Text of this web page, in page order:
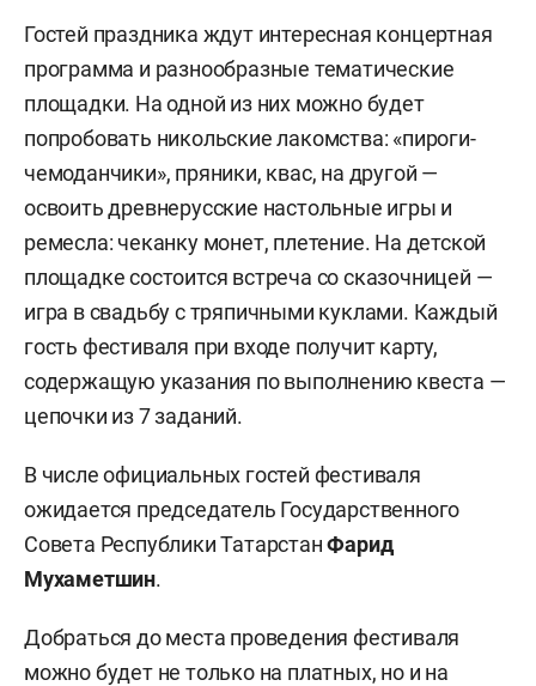
Гостей праздника ждут интересная концертная
программа и разнообразные тематические
площадки. На одной из них можно будет
попробовать никольские лакомства: «пироги-
чемоданчики», пряники, квас, на другой —
освоить древнерусские настольные игры и
ремесла: чеканку монет, плетение. На детской
площадке состоится встреча со сказочницей —
игра в свадьбу с тряпичными куклами. Каждый
гость фестиваля при входе получит карту,
содержащую указания по выполнению квеста —
цепочки из 7 заданий.
В числе официальных гостей фестиваля
ожидается председатель Государственного
Совета Республики ТатарстанФарид
Мухаметшин.
Добраться до места проведения фестиваля
можно будет не только на платных, но и на